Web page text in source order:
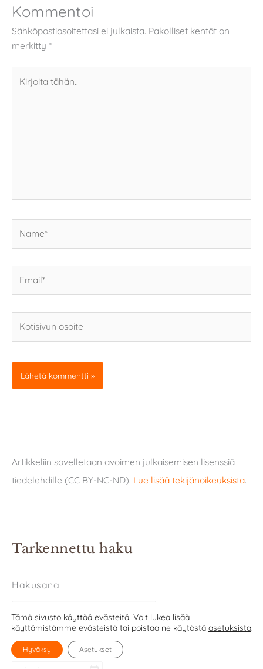
Kommentoi
Sähköpostiosoitettasi ei julkaista. Pakolliset kentät on
merkitty *
tähän..
osoite
Artikkeliin sovelletaan avoimen julkaisemisen lisenssiä
tiedelehdille (CC BY-NC-ND). Lue lisää tekijänoikeuksista.
Tarkennettu haku
Hakusana
Ajanjakso
Tämä sivusto käyttää evästeitä. Voit lukea lisää
käyttämistämme evästeistä tai poistaa ne käytöstä asetuksista.
Hyväksy Asetukset